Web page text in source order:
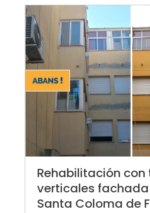
Rehabilitación
verticales
Santa Coloma de